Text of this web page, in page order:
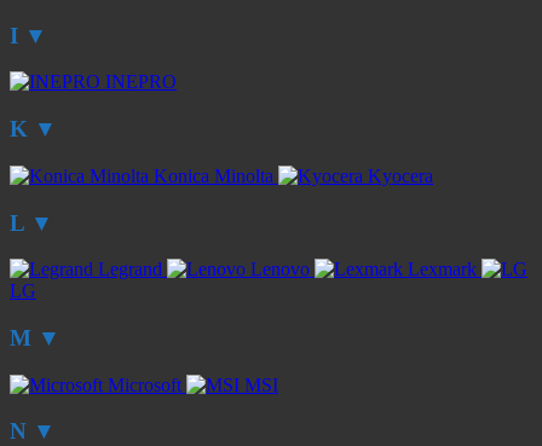
I ▼
INEPRO
K ▼
Konica Minolta Kyocera
L ▼
Legrand Lenovo
Lexmark
LG
M ▼
Microsoft MSI
N ▼